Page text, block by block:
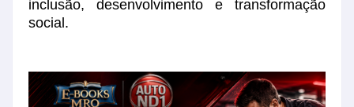
inclusão, desenvolvimento e transformação
social.